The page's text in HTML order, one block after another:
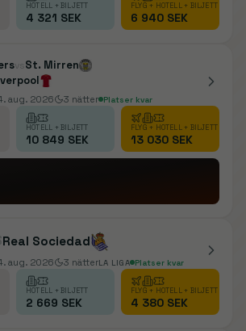
HOTELL + BILJETT
4 321 SEK
FLYG + HOTELL + BILJETT
6 940 SEK
vs St. Mirren
aug. 2026 3 nätter Platser kvar
HOTELL + BILJETT
10 849 SEK
FLYG + HOTELL + BILJETT
13 030 SEK
Real Sociedad
aug. 2026 3 nätterLA LIGA Platser kvar
HOTELL + BILJETT
2 669 SEK
FLYG + HOTELL + BILJETT
4 380 SEK